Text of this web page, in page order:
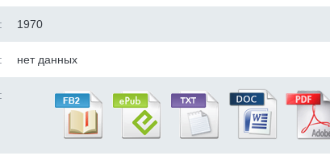
1970
нет данных